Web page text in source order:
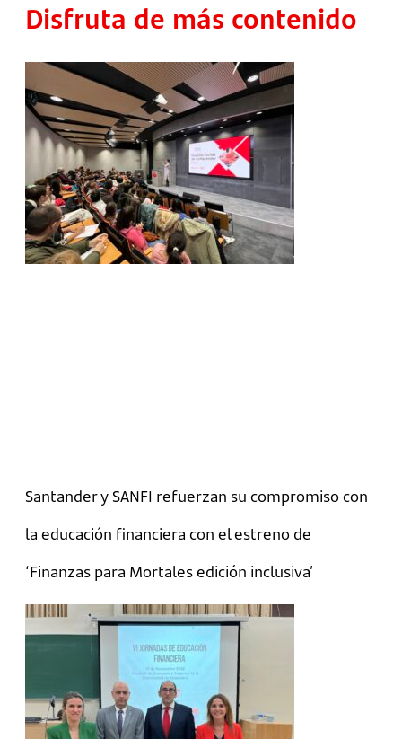
Disfruta de más contenido
Santander y SANFI refuerzan su compromiso con
la educación financiera con el estreno de
‘Finanzas para Mortales edición inclusiva’